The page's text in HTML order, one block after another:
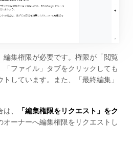
編集権限が必要です。権限が「閲覧
ファイル」タブをクリックしても
トしています。また、「最終編集」
、
「編集権限をリクエスト」をク
オーナーへ編集権限をリクエストし